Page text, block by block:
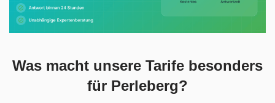
Was macht unsere Tarife besonders
für Perleberg?